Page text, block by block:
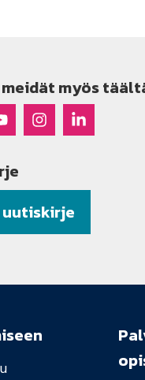
myös
Youtubessa
RasekoRaseko